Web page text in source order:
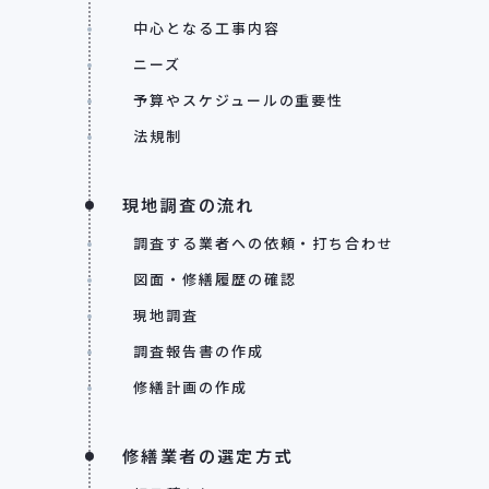
中心となる工事内容
ニーズ
予算やスケジュールの重要性
法規制
現地調査の流れ
調査する業者への依頼・打ち合わせ
図面・修繕履歴の確認
現地調査
調査報告書の作成
修繕計画の作成
修繕業者の選定方式